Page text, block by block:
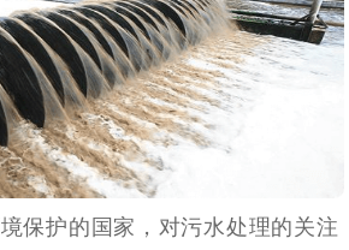
保护的国家，对污水处理的关注